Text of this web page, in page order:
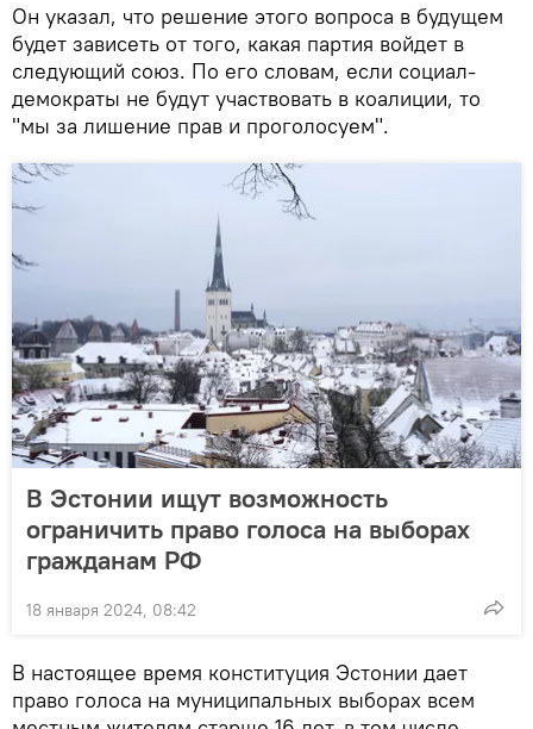
Он указал, что решение этого вопроса в будущем
будет зависеть от того, какая партия войдет в
следующий союз. По его словам, если социал-
демократы не будут участвовать в коалиции, то
"мы за лишение прав и проголосуем".
В Эстонии ищут возможность
ограничить право голоса на выборах
гражданам РФ
18 января 2024, 08:42
В настоящее время конституция Эстонии дает
право голоса на муниципальных выборах всем